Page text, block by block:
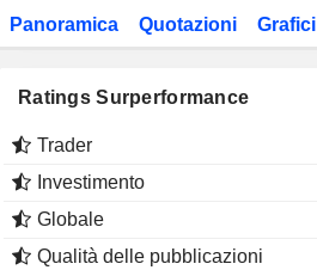
Panoramica Quotazioni Grafici
Ratings Surperformance
Trader
Investimento
Globale
Qualità delle pubblicazioni